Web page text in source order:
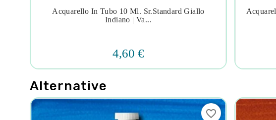
 
Acquarello In Tubo 10 Ml. Sr.standard Giallo
Indiano | Va...
4,60 €
Alternative
favorite_border